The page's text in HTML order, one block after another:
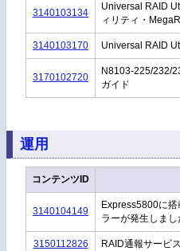
3140103134
Universal RAID
ィリティ・
3140103170 Universal RAID
3170102720
N8103-225/232/
ガイド
運用
コンテンツID
3140104149
Express5800に
ラーが発生しま
3150112826 RAID通報サービ